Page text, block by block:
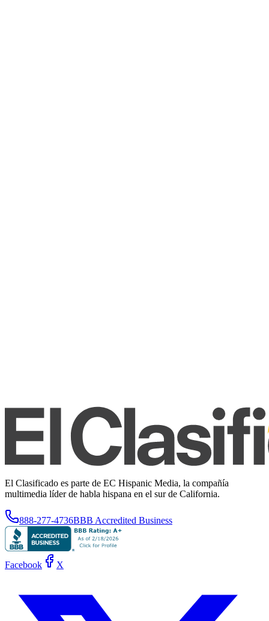
El Clasificado es parte de EC Hispanic Media, la compañía
multimedia líder de habla hispana en el sur de California.
888-277-4736BBB Accredited Business
Facebook X